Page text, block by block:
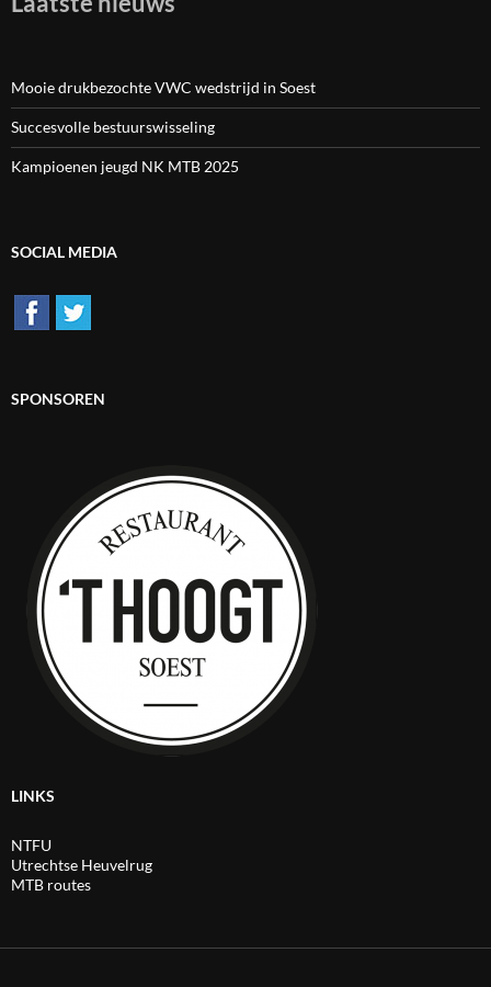
Mooie drukbezochte VWC wedstrijd in Soest
Succesvolle bestuurswisseling
Kampioenen jeugd NK MTB 2025
SOCIAL MEDIA
SPONSOREN
LINKS
NTFU
Utrechtse Heuvelrug
MTB routes